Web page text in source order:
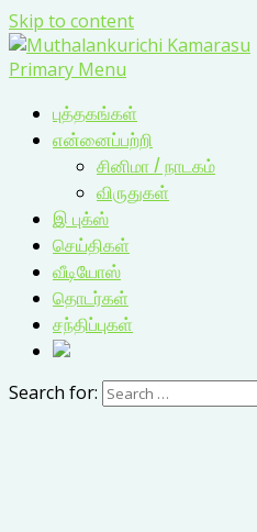
Skip to content
Primary Menu
புத்தகங்கள்
என்னைப்பற்றி
சினிமா / நாடகம்
விருதுகள்
இ புக்ஸ்
செய்திகள்
வீடியோஸ்
தொடர்கள்
சந்திப்புகள்
Search for: